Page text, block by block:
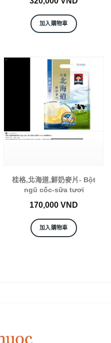
加入購物車
桂格,北海道,鮮奶麥片- Bột
ngũ cốc-sữa tươi
170,000 VND
加入購物車